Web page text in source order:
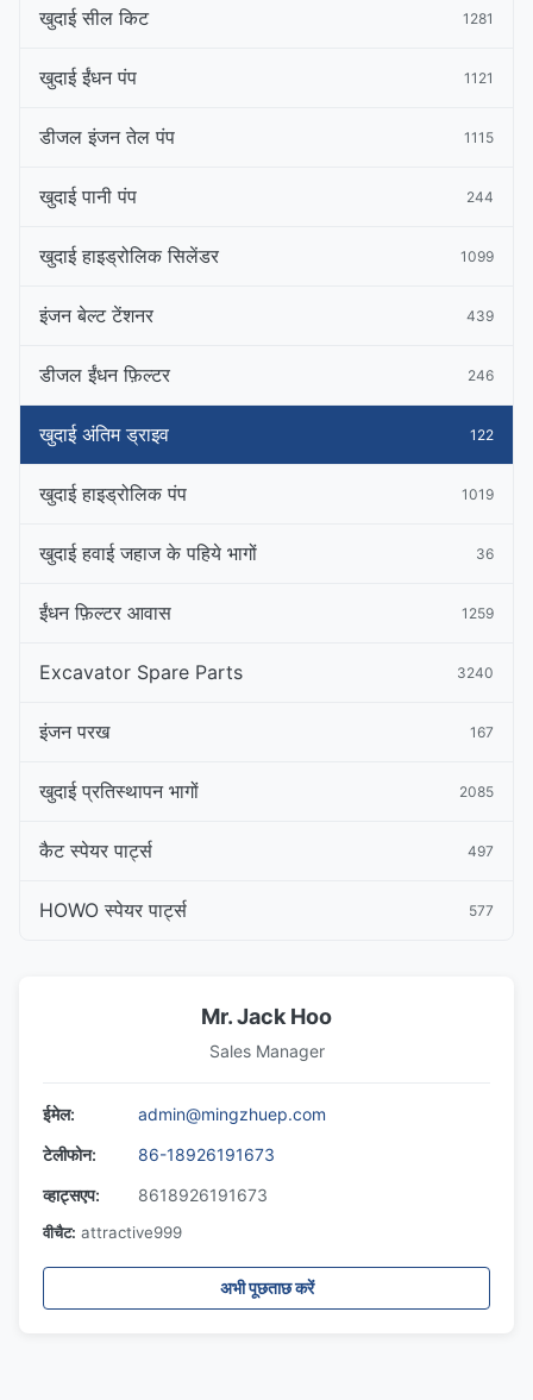
खुदाई सील किट 1281
खुदाई ईंधन पंप 1121
डीजल इंजन तेल पंप 1115
खुदाई पानी पंप 244
खुदाई हाइड्रोलिक सिलेंडर 1099
इंजन बेल्ट टेंशनर 439
डीजल ईंधन फ़िल्टर 246
खुदाई अंतिम ड्राइव 122
खुदाई हाइड्रोलिक पंप 1019
खुदाई हवाई जहाज के पहिये भागों 36
ईंधन फ़िल्टर आवास 1259
Excavator Spare Parts 3240
इंजन परख 167
खुदाई प्रतिस्थापन भागों 2085
कैट स्पेयर पार्ट्स 497
HOWO स्पेयर पार्ट्स 577
Mr. Jack Hoo
Sales Manager
ईमेल:
admin@mingzhuep.com
टेलीफोन:
86-18926191673
व्हाट्सएप:
8618926191673
वीचैट: attractive999
अभी पूछताछ करें